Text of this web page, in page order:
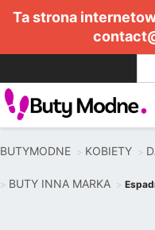
Ta strona
BUTYMODNE KOBIETY
BUTY INNA MARKA